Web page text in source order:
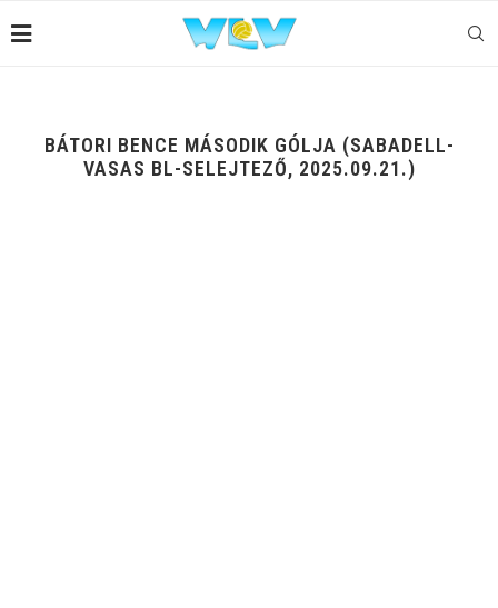
BÁTORI BENCE MÁSODIK GÓLJA (SABADELL-
VASAS BL-SELEJTEZŐ, 2025.09.21.)